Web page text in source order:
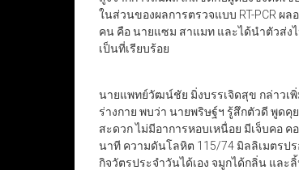
ในส่วนของผลการตรวจแบบ RT-PCR ผ
คน คือ นายแซม สาแมท และได้นำตัวส่
เป็นที่เรียบร้อย
นายแพทย์วัฒน์ชัย มิ่งบรรเจิดสุข กล่าว
ร่างกาย พบว่า นายพริษฐ์ฯ รู้สึกตัวดี พูดคุ
สะดวก ไม่มีอาการหอบเหนื่อย มีเจ็บคอ
นาที ความดันโลหิต 115/74 มิลลิเมตรป
กิจวัตรประจำวันได้เอง จมูกได้กลิ่น แล